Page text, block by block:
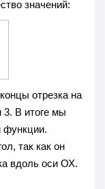
значений:
отрезка на
3. В итоге мы
функции.
так как он
вдоль оси ОХ.